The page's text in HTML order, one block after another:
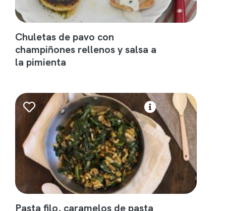
Chuletas de pavo con
champiñones rellenos y salsa a
la pimienta
Pasta filo, caramelos de pasta